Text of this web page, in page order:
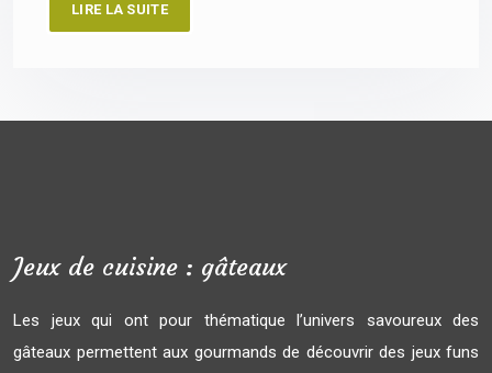
LIRE LA SUITE
Jeux de cuisine : gâteaux
Les jeux qui ont pour thématique l’univers savoureux des
gâteaux permettent aux gourmands de découvrir des jeux funs